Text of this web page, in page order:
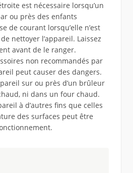
est nécessaire lorsqu’un
ou près des enfants
de courant lorsqu’elle n’est
nettoyer l’appareil. Laissez
avant de le ranger.
non recommandés par
peut causer des dangers.
sur ou près d’un brûleur
ni dans un four chaud.
à d’autres fins que celles
des surfaces peut être